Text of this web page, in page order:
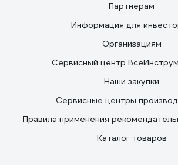
Партнерам
Информация для
Организациям
Сервисный центр
Наши закупки
Сервисные центры
Правила применения
Каталог товаров